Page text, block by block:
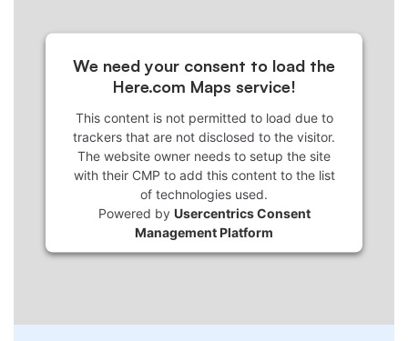
We need your consent to load the
Here.com Maps service!
This content is not permitted to load due to
trackers that are not disclosed to the visitor.
The website owner needs to setup the site
with their CMP to add this content to the list
of technologies used.
Powered by Usercentrics Consent
Management Platform